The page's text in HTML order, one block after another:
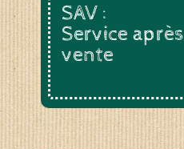
SAV :
Service après
vente